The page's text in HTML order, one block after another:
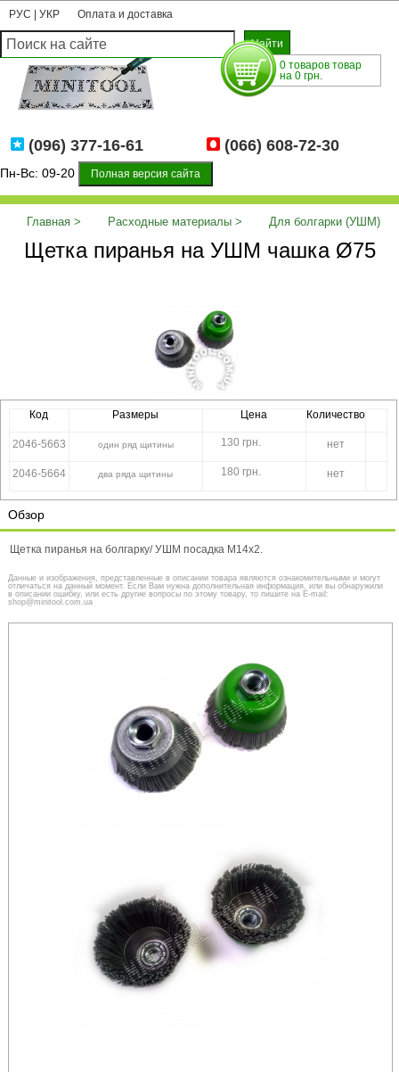
РУС УКР Оплата и доставка
0 товаров товар
на 0 грн.
(096) 377-16-61 (066) 608-72-30
Пн-Вс: 09-20 Полная версия сайта
Главная Расходные материалы
Для болгарки (УШМ)
Щетка пиранья на УШМ чашка Ø75
Щетка пиранья на УШМ чашка Ø75
Код Размеры Цена Количество
2046-5663 один ряд щитины 130 грн. нет
2046-5664 два ряда щитины 180 грн. нет
Обзор
Щетка пиранья на болгарку/ УШМ посадка М14х2.
Данные и изображения, представленные в описании товара являются ознакомительными и могут
отличаться на данный момент. Если Вам нужна дополнительная информация, или вы обнаружили
в описании ошибку, или есть другие вопросы по этому товару, то пишите на E-mail:
shop@minitool.com.ua